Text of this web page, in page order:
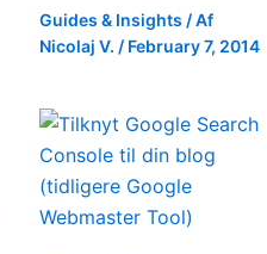
Guides & Insights / Af
Nicolaj V. / February 7, 2014